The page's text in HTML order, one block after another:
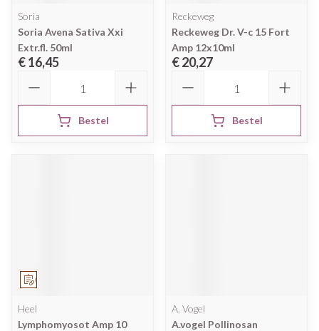
Soria
Soria Avena Sativa Xxi
Extr.fl. 50ml
€ 16,45
Bestel
Reckeweg
Reckeweg Dr. V-c 15 Fort
Amp 12x10ml
€ 20,27
Bestel
Op voorschrift
Heel
Lymphomyosot Amp 10
A. Vogel
A.vogel Pollinosan